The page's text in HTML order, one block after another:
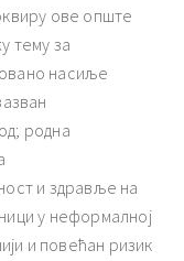
ове опште
тему за
насиље
родна
и здравље на
у неформалној
и повећан ризик